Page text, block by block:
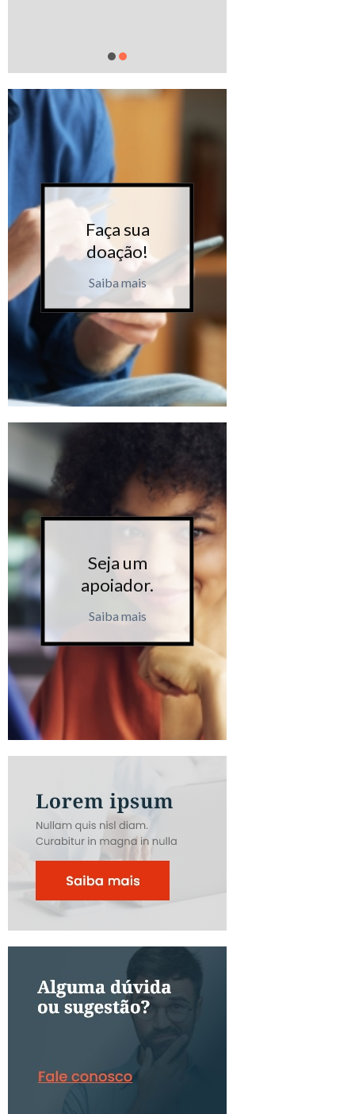
Faça sua
doação!
Saiba mais
Seja um
apoiador.
Saiba mais